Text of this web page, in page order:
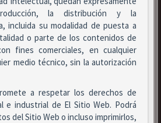
la distribución y la
incluida su modalidad de puesta a
o parte de los contenidos de
fines comerciales, en cualquier
medio técnico, sin la autorización
a respetar los derechos de
e industrial de El Sitio Web. Podrá
del Sitio Web o incluso imprimirlos,